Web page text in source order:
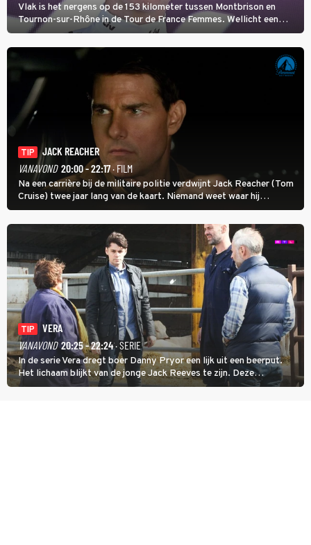
Vlak is het nergens op de 153 kilometer tussen Montbrison en
Tournon-sur-Rhône in de Tour de France Femmes. Wellicht een
kans voor Nienke Vinke, die vorig jaar de witte trui won.
TIP
JACK REACHER
VANAVOND 20:00 - 22:17· FILM
Na een carrière bij de militaire politie verdwijnt Jack Reacher (Tom
Cruise) twee jaar lang van de kaart. Niemand weet waar hij
uithangt, totdat moordverdachte James Barr naar hem vraagt.
TIP
VERA
VANAVOND 20:25 - 22:24· SERIE
In de serie Vera dregt boer Danny Pryor een lijk uit een beerput.
Het lichaam blijkt van de jonge Jack Reeves te zijn. Deze
homoseksuele woonwagenbewoner had gebroken met zijn familie